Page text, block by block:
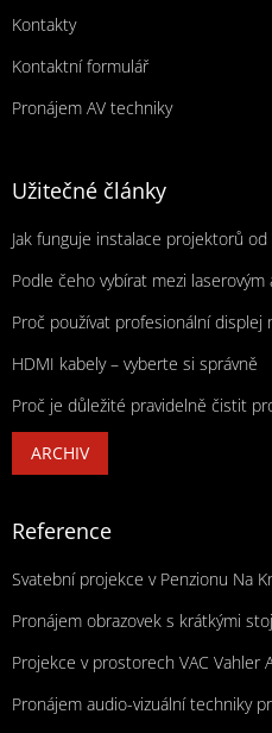
Kontakty
Kontaktní formulář
Pronájem AV techniky
Užitečné články
Jak funguje instalace projektorů od
Podle čeho vybírat mezi
Proč používat profesionální displej
HDMI kabely – vyberte si správně
Proč je důležité pravidelně čistit
ARCHIV
Reference
Svatební projekce v Penzionu Na
Pronájem obrazovek s krátkými
Projekce v prostorech VAC Vahler
Pronájem audio-vizuální techniky